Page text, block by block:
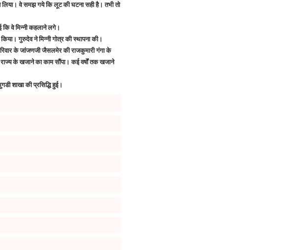
लिया। वे समझ गये कि लूट की घटना सही है। तभी तो
कि वे मिन्नी कहलाने लगे।
गुरुदेव ने मिन्नी गोत्र की स्थापना की।
के जांजणजी जैसलमेर की राजकुमारी गंगा के
के खजाने का काम सौंपा। कई वर्षों तक खजाने
शाखा की प्रसिद्धि हुई।